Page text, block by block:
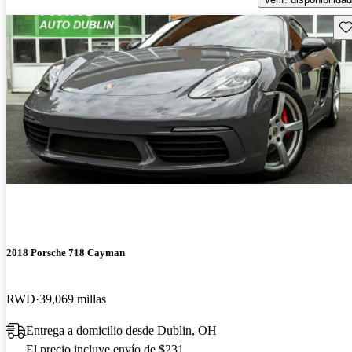
2018 Porsche 718 Cayman
RWD 39,069 millas
Entrega a domicilio desde Dublin, OH